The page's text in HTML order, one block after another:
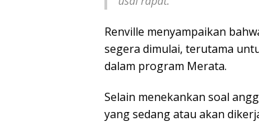
Renville menyampaikan
segera dimulai, terutama
dalam program Merata.
Selain menekankan soal
yang sedang atau akan